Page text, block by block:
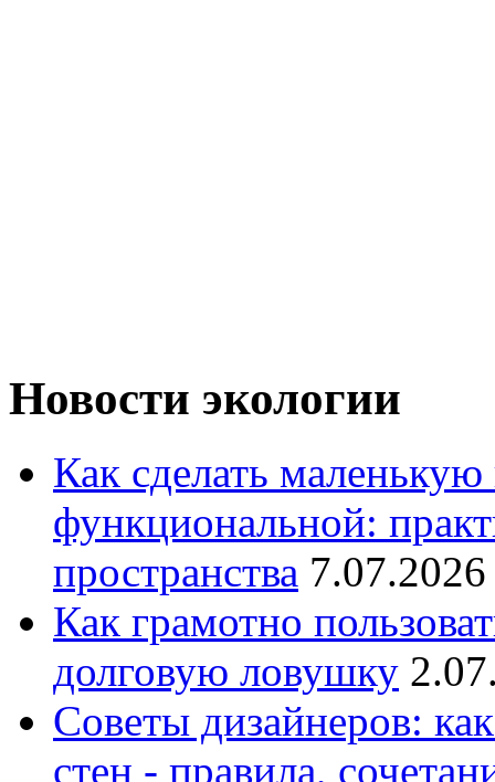
Новости экологии
Как сделать
функциональной:
пространства
Как грамотно
долговую ловушку
Советы дизайнеров:
стен - правила,